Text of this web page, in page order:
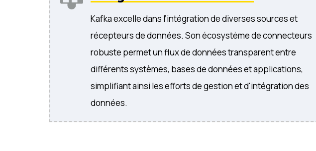
Kafka excelle dans l’intégration de diverses sources et
récepteurs de données. Son écosystème de connecteurs
robuste permet un flux de données transparent entre
différents systèmes, bases de données et applications,
simplifiant ainsi les efforts de gestion et d'intégration des
données.